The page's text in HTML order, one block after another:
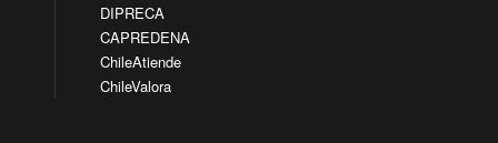
DIPRECA
CAPREDENA
ChileAtiende
ChileValora